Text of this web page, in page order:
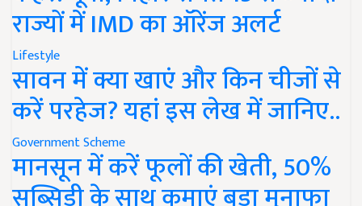
राज्यों में IMD का ऑरेंज अलर्ट
Lifestyle
सावन में क्या खाएं और किन चीजों से
करें परहेज? यहां इस लेख में जानिए..
Government Scheme
मानसून में करें फूलों की खेती, 50%